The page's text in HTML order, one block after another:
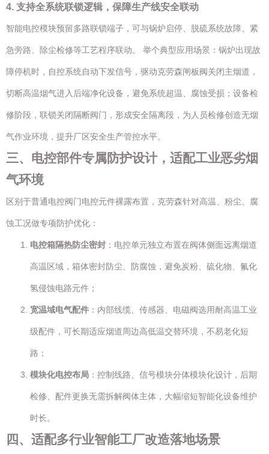
4. 支持全系统联锁逻辑，保障生产线安全联动
智能电控模块预留多路联锁端子，可与锅炉启停、脱硫系统故障、紧
急旁路、除尘检修等工艺程序联动。 举个典型应用场景：锅炉出现故
障停机时，自控系统自动下发信号，驱动克劳森闸板阀关闭主烟道，
切断高温烟气进入后端净化设备，避免系统超温、腐蚀受损；设备检
修阶段，联锁关闭隔断阀门，形成安全隔离段，为人员检修创造无烟
气作业环境，提升厂区安全生产管控水平。
三、电控部件专属防护设计，适配工业恶劣烟
气环境
区别于普通电控阀门电控元件裸露布置，克劳森针对高温、粉尘、腐
蚀工况做专项防护优化：
电控箱隔热防尘密封 ：电控单元独立布置在阀体侧面远离烟道
高温区域，箱体密封防尘、防腐蚀，避免炭粉、硫化物、氟化
氢侵蚀电路元件；
宽温域电气配件 ：内部线缆、传感器、电磁阀选用耐高温工业
级配件，可长期适应烟道周边高低温交替环境，不易老化短
路；
模块化电控布局 ：控制线路、信号模块分体模块化设计，后期
检修、配件更换无需拆解阀体主体，大幅缩短智能化设备维护
时长。
四、适配多行业智能工厂改造落地场景